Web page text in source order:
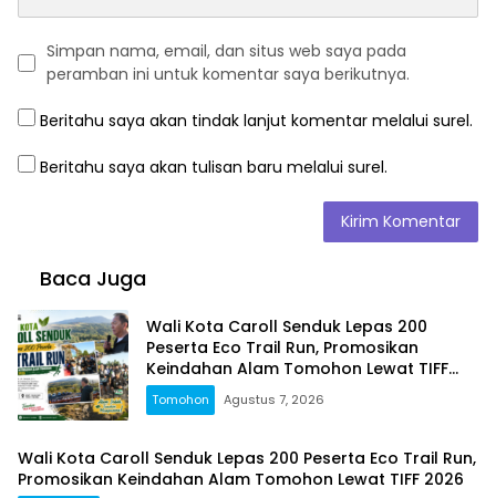
Simpan nama, email, dan situs web saya pada
peramban ini untuk komentar saya berikutnya.
Beritahu saya akan tindak lanjut komentar melalui surel.
Beritahu saya akan tulisan baru melalui surel.
Baca Juga
Wali Kota Caroll Senduk Lepas 200
Peserta Eco Trail Run, Promosikan
Keindahan Alam Tomohon Lewat TIFF
2026
Tomohon Agustus 7, 2026
Wali Kota Caroll Senduk Lepas 200 Peserta Eco Trail Run,
Promosikan Keindahan Alam Tomohon Lewat TIFF 2026